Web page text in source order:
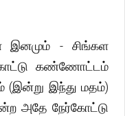
இனமும் - சிங்கள
கண்ணோட்டம்
இந்து மதம்)
அதே நேர்கோட்டு